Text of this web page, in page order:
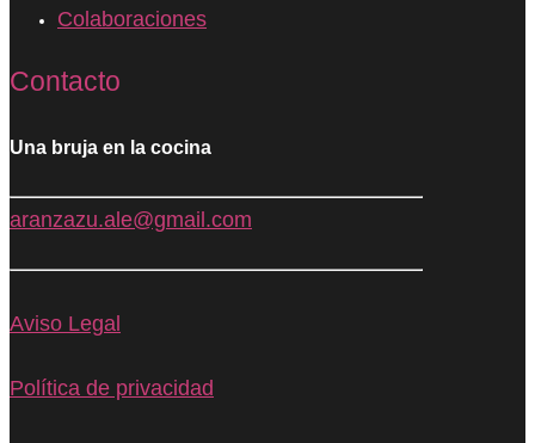
Colaboraciones
Contacto
Una bruja en la cocina
aranzazu.ale@gmail.com
Aviso Legal
Política de privacidad